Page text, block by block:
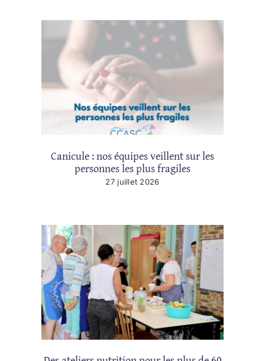
Canicule : nos équipes veillent sur les
personnes les plus fragiles
27 juillet 2026